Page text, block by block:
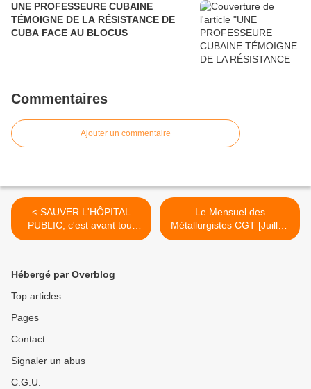
UNE PROFESSEURE CUBAINE
TÉMOIGNE DE LA RÉSISTANCE DE
CUBA FACE AU BLOCUS
Commentaires
Ajouter un commentaire
< SAUVER L'HÔPITAL
PUBLIC, c'est avant tout
valoriser le travail des
Le Mensuel des
Métallurgistes CGT [Juillet-
Août 2021] >
Hébergé par Overblog
Top articles
Pages
Contact
Signaler un abus
C.G.U.